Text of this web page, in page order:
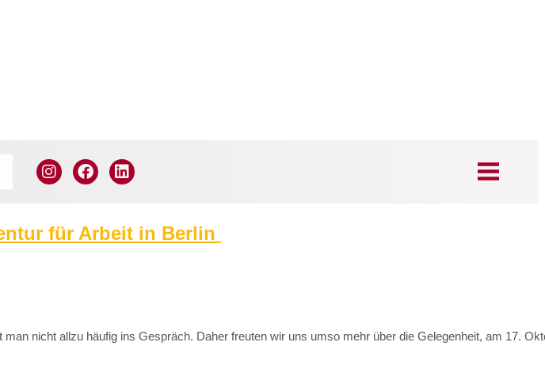
für Arbeit in Berlin
nicht allzu häufig ins Gespräch. Daher freuten wir uns umso mehr über die Gelegenheit, am 17.